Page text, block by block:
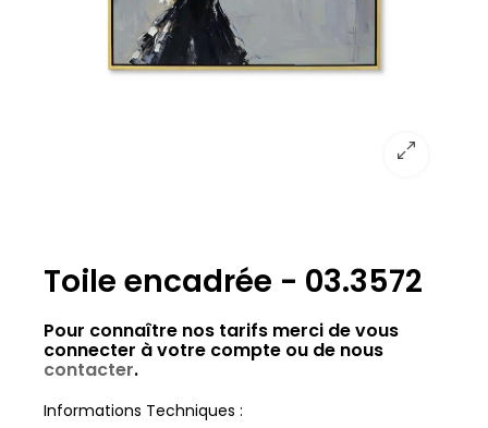
Toile encadrée - 03.3572
Pour connaître nos tarifs merci de vous
connecter à votre compte ou de nous
contacter.
Informations Techniques :